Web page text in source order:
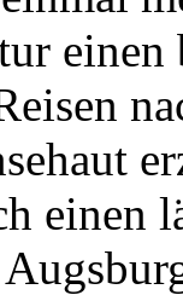
einen